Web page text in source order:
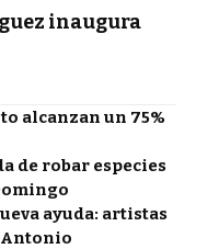
inaugura
alcanzan un 75%
de robar especies
ayuda: artistas
Antonio